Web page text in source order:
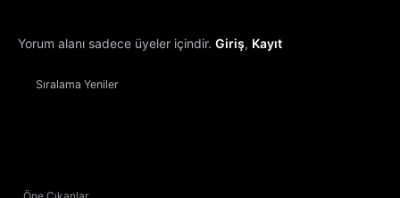
Yorum alanı sadece üyeler içindir. Giriş, Kayıt
Sıralama Yeniler